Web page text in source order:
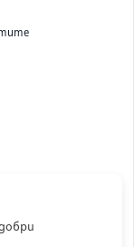
Изпълнителна